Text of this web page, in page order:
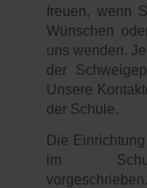
freuen, wenn
Wünschen
uns wenden.
der
Unsere
der Schule.
Die
im
vorgeschrieben.